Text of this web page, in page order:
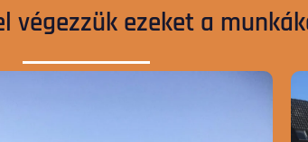
végezzük ezeket a